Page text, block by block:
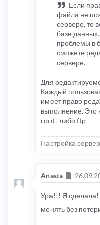
Если
файла не
сервере, то
базе
проблемы в
сможете
сервере.
Для
Каждый
имеет право
выполнение. Это
root , либо ftp
Настройка
Anasta
Ура!!! Я сделала!
менять без